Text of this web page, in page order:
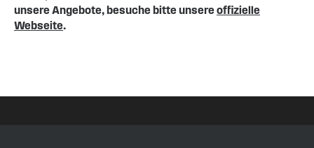
unsere Angebote, besuche bitte unsereoffizielle
Webseite.